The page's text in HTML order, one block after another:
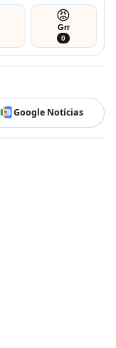
😡
Grr
0
Google Notícias